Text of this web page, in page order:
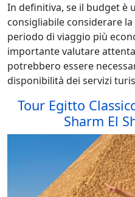
In definitiva, se il budget è
consigliabile considerare
periodo di viaggio più
importante valutare
potrebbero essere
disponibilità dei servizi
Tour Egitto
Sharm El